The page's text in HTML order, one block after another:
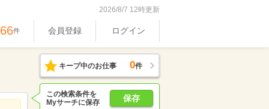
2026/8/7 12時更新
件 会員登録 ログイン
キープ中のお仕事 0件
保存
この検索条件を
Myサーチに保存